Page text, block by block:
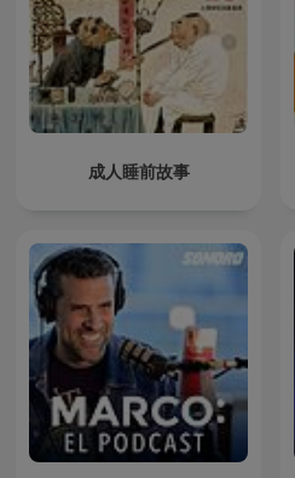
成人睡前故事